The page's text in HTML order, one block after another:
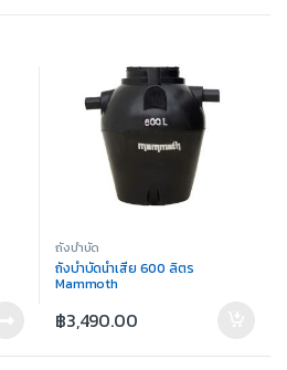
ถังบำบัด
ถังบำบัดน้ำเสีย 600 ลิตร
Mammoth
฿3,490.00